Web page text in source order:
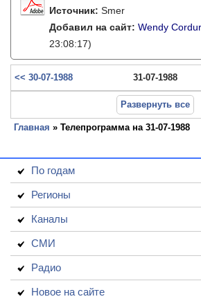
Источник: Smer
Добавил на сайт: Wendy
23:08:17)
<< 30-07-1988 31-07-1988
Развернуть все
Главная » Телепрограмма на 31-07-1988
По годам
Регионы
Каналы
СМИ
Радио
Новое на сайте